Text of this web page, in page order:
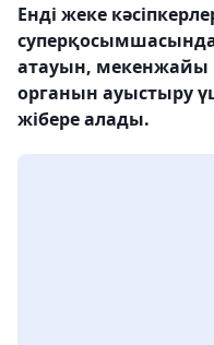
Енді жеке
атауын, мекенжайы
органын ауыстыру
жібере алады.